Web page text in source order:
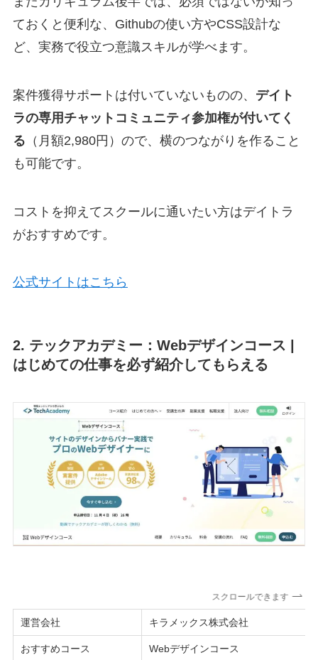
ておくと便利な、Githubの使い方やCSS設計な
ど、実務で役立つ意識スキルが学べます。
案件獲得サポートは付いていないものの、 デイト
ラの専用チャットコミュニティ参加権が付いてく
る （月額2,980円）ので、横のつながりを作ること
も可能です。
コストを抑えてスクールに通いたい方はデイトラ
がおすすめです。
公式サイトはこちら
2. テックアカデミー：Webデザインコース |
はじめての仕事を必ず紹介してもらえる
スクロールできます
運営会社 キラメックス株式会社
おすすめコース Webデザインコース